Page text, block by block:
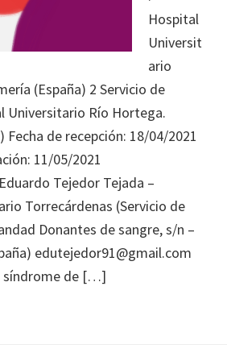
Hospital
Universit
ario
(España) 2 Servicio de
Universitario Río Hortega.
Fecha de recepción: 18/04/2021
11/05/2021
Tejedor Tejada –
Torrecárdenas (Servicio de
Donantes de sangre, s/n –
edutejedor91@gmail.com
síndrome de […]